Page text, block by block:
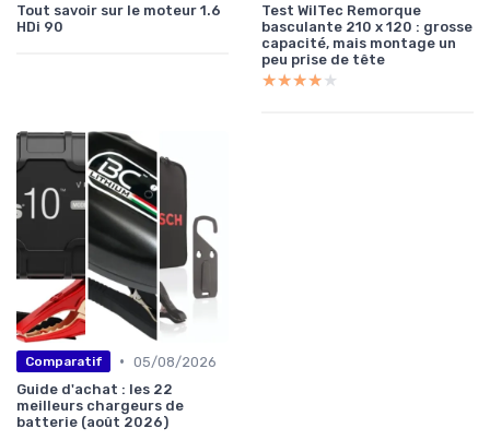
Tout savoir sur le moteur 1.6
HDi 90
Test WilTec Remorque
basculante 210 x 120 : grosse
capacité, mais montage un
peu prise de tête
★★★★★
★★★★★
Comparatif • 05/08/2026
Guide d'achat : les 22
meilleurs chargeurs de
batterie (août 2026)